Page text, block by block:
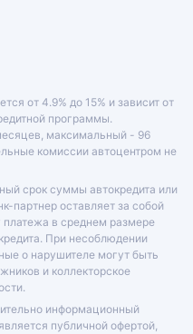
от 4.9% до 15% и зависит от
программы.
максимальный - 96
комиссии автоцентром не
срок суммы автокредита или
партнер оставляет за собой
платежа в среднем размере
При несоблюдении
о нарушителе могут быть
и коллекторское
информационный
публичной офертой,